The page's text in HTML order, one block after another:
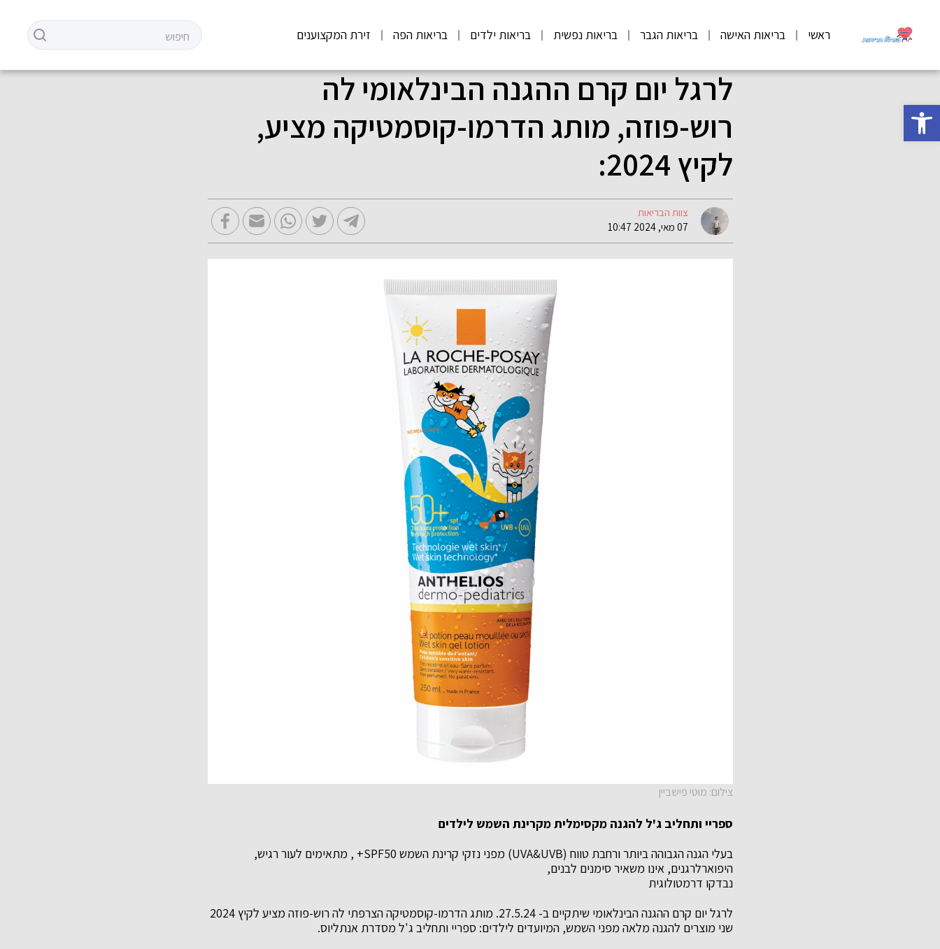
פתח סרגל נגישות
ראשי בריאות האישה בריאות הגבר בריאות נפשית בריאות ילדים בריאות הפה זירת המקצוענים
לרגל יום קרם ההגנה הבינלאומי לה
רוש-פוזה, מותג הדרמו-קוסמטיקה מציע,
לקיץ 2024:
צוות הבריאות
07 מאי, 2024 10:47
צילום: מוטי פישביין
ספריי ותחליב ג'ל להגנה מקסימלית מקרינת השמש לילדים
בעלי הגנה הגבוהה ביותר ורחבת טווח (UVA&UVB) מפני נזקי קרינת השמש SPF50+ , מתאימים לעור רגיש,
היפוארלרגנים, אינו משאיר סימנים לבנים,
נבדקו דרמטולוגית
לרגל יום קרם ההגנה הבינלאומי שיתקיים ב- 27.5.24. מותג הדרמו-קוסמטיקה הצרפתי לה רוש-פוזה מציע לקיץ 2024
שני מוצרים להגנה מלאה מפני השמש, המיועדים לילדים: ספריי ותחליב ג'ל מסדרת אנתליוס.